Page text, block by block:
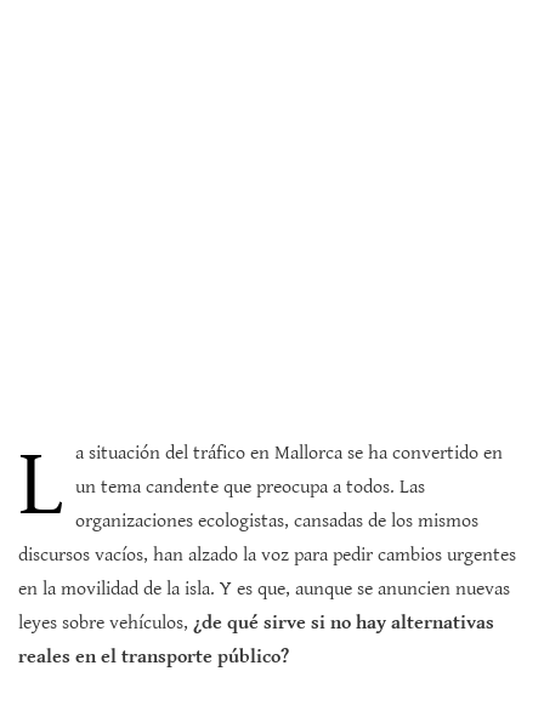
L a situación del tráfico en Mallorca se ha convertido en
un tema candente que preocupa a todos. Las
organizaciones ecologistas, cansadas de los mismos
discursos vacíos, han alzado la voz para pedir cambios urgentes
en la movilidad de la isla. Y es que, aunque se anuncien nuevas
leyes sobre vehículos, ¿de qué sirve si no hay alternativas
reales en el transporte público?